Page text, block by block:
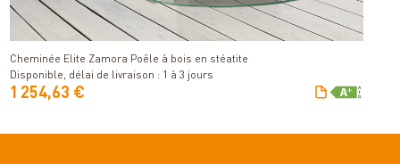
Détails
Cheminée Elite Zamora Poêle à bois en stéatite
Disponible, délai de livraison : 1 à 3 jours
1 254,63 €